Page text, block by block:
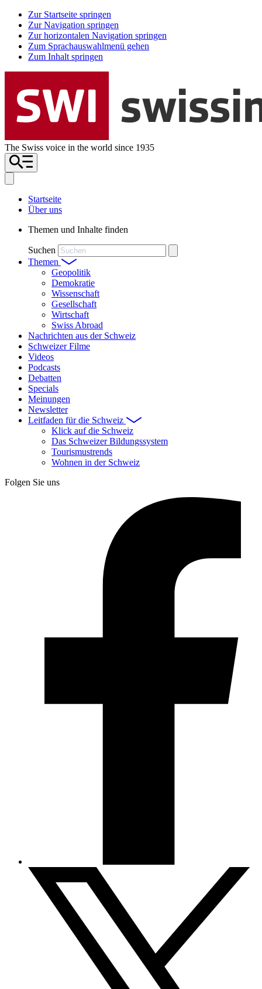
Zur Startseite springen
Zur Navigation springen
Zur horizontalen Navigation springen
Zum Sprachauswahlmenü gehen
Zum Inhalt springen
The Swiss voice in the world since 1935
Startseite
Über uns
Themen und Inhalte finden
Suchen
Themen
Geopolitik
Demokratie
Wissenschaft
Gesellschaft
Wirtschaft
Swiss Abroad
Nachrichten aus der Schweiz
Schweizer Filme
Videos
Podcasts
Debatten
Specials
Meinungen
Newsletter
Leitfaden für die Schweiz
Klick auf die Schweiz
Das Schweizer Bildungssystem
Tourismustrends
Wohnen in der Schweiz
Folgen Sie uns